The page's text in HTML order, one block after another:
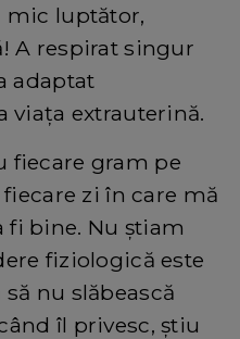
mic luptător,
A respirat singur
adaptat
viața extrauterină.
fiecare gram pe
zi în care mă
fi bine. Nu știam
fiziologică este
nu slăbească
îl privesc, știu